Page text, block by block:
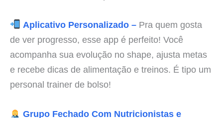
Aplicativo Personalizado –Pra quem gosta
de ver progresso, esse app é perfeito! Você
acompanha sua evolução no shape, ajusta metas
e recebe dicas de alimentação e treinos. É tipo um
personal trainer de bolso!
Grupo Fechado Com Nutricionistas e